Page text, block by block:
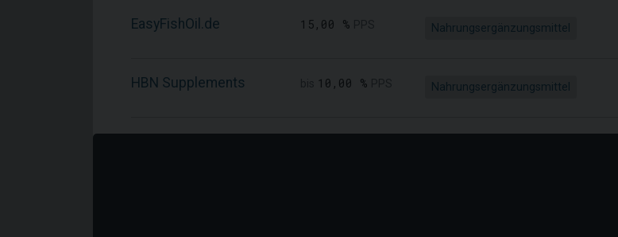
EasyFishOil.de 15,00 % Nahrungsergänzungsmittel
HBN Supplements 10,00 % Nahrungsergänzungsmittel